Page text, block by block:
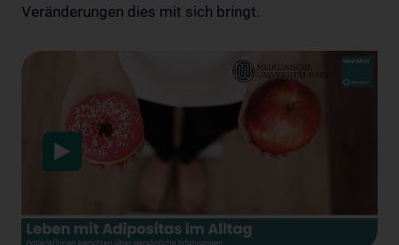
Veränderungen dies mit sich bringt.
Data protection